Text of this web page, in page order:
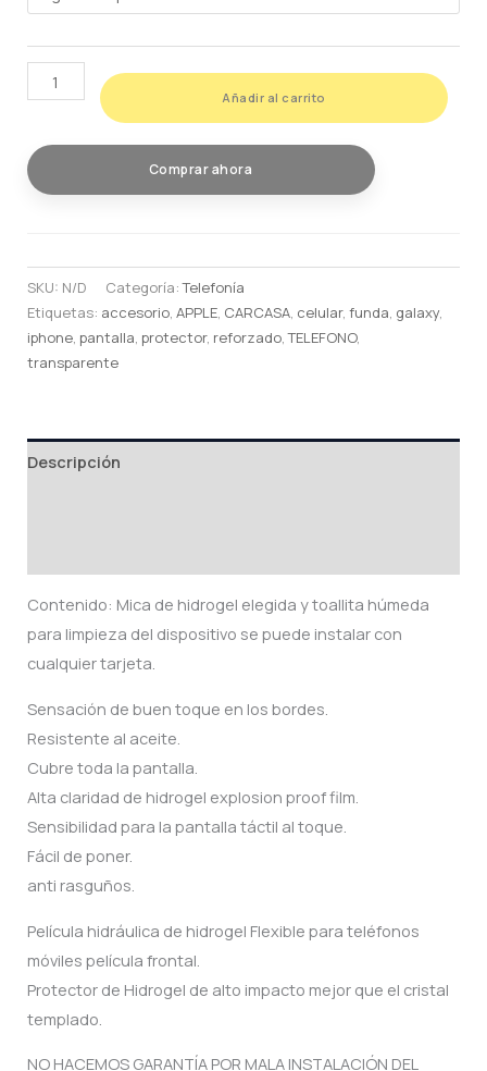
HIDROGEL
PARA
TODOS
LOS
Añadir al carrito
Comprar ahora
SKU: N/D Categoría:Telefonía
Etiquetas: accesorio, APPLE, CARCASA, celular, funda, galaxy,
iphone, pantalla, protector, reforzado,TELEFONO,
transparente
Descripción
Contenido: Mica de hidrogel elegida y toallita húmeda
para limpieza del dispositivo se puede instalar con
cualquier tarjeta.
Sensación de buen toque en los bordes.
Resistente al aceite.
Cubre toda la pantalla.
Alta claridad de hidrogel explosion proof film.
Sensibilidad para la pantalla táctil al toque.
Fácil de poner.
anti rasguños.
Película hidráulica de hidrogel Flexible para teléfonos
móviles película frontal.
Protector de Hidrogel de alto impacto mejor que el cristal
templado.
NO HACEMOS GARANTÍA POR MALA INSTALACIÓN DEL